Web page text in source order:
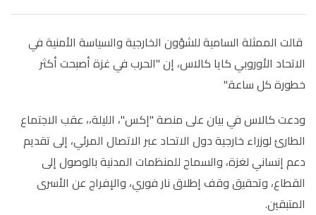
قالت الممثلة السامية للشؤون الخارجية والسياسة الأمنية في
الاتحاد الأوروبي كايا كالاس، إن "الحرب في غزة أصبحت أكثر
خطورة كل ساعة".
ودعت كالاس في بيان على منصة "إكس"، الليلة،، عقب الاجتماع
الطارئ لوزراء خارجية دول الاتحاد عبر الاتصال المرئي، إلى تقديم
دعم إنساني لغزة، والسماح للمنظمات المدنية بالوصول إلى
القطاع، وتحقيق وقف إطلاق نار فوري، والإفراج عن الأسرى
المتبقين.